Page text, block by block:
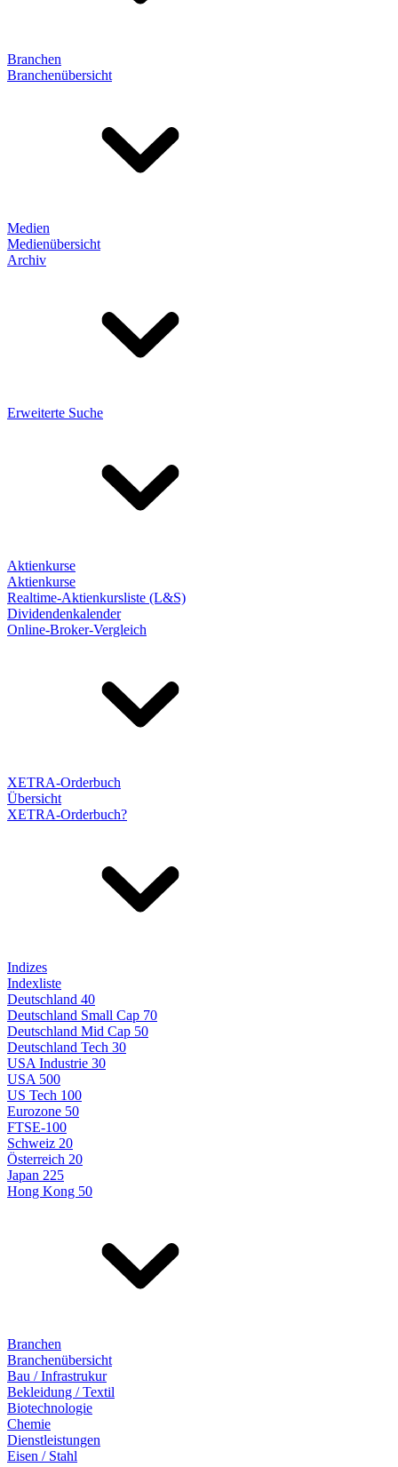
Branchen
Branchenübersicht
Medien
Medienübersicht
Archiv
Erweiterte Suche
Aktienkurse
Aktienkurse
Realtime-Aktienkursliste (L&S)
Dividendenkalender
Online-Broker-Vergleich
XETRA-Orderbuch
Übersicht
XETRA-Orderbuch?
Indizes
Indexliste
Deutschland 40
Deutschland Small Cap 70
Deutschland Mid Cap 50
Deutschland Tech 30
USA Industrie 30
USA 500
US Tech 100
Eurozone 50
FTSE-100
Schweiz 20
Österreich 20
Japan 225
Hong Kong 50
Branchen
Branchenübersicht
Bau / Infrastrukur
Bekleidung / Textil
Biotechnologie
Chemie
Dienstleistungen
Eisen / Stahl